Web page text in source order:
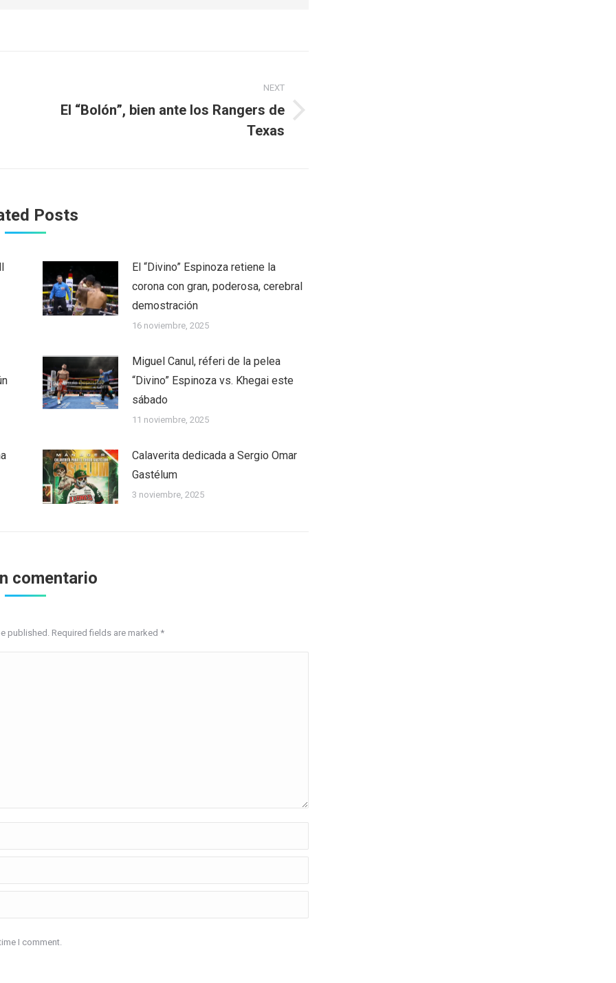
NEXT
Next
El “Bolón”, bien ante los Rangers de
Texas
Posts
El “Divino” Espinoza retiene la
corona con gran, poderosa, cerebral
demostración
16 noviembre, 2025
Miguel Canul, réferi de la pelea
“Divino” Espinoza vs. Khegai este
sábado
11 noviembre, 2025
Calaverita dedicada a Sergio Omar
Gastélum
3 noviembre, 2025
comentario
published. Required fields are marked *
I comment.